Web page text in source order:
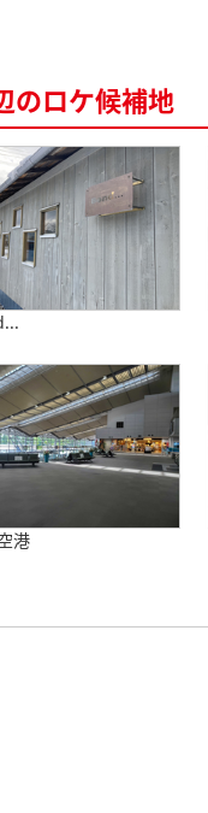
のロケ候補地
港